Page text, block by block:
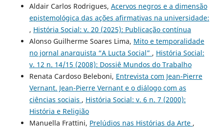
Aldair Carlos Rodrigues, Acervos negros e a dimensão
epistemológica das ações afirmativas na universidade:
, História Social: v. 20 (2025): Publicação contínua
Alonso Guilherme Soares Lima, Mito e temporalidade
no jornal anarquista “A Lucta Social” , História Social:
v. 12 n. 14/15 (2008): Dossiê Mundos do Trabalho
Renata Cardoso Beleboni, Entrevista com Jean-Pierre
Vernant. Jean-Pierre Vernant e o diálogo com as
ciências sociais , História Social: v. 6 n. 7 (2000):
História e Religião
Manuella Frattini, Prelúdios nas Histórias da Arte ,